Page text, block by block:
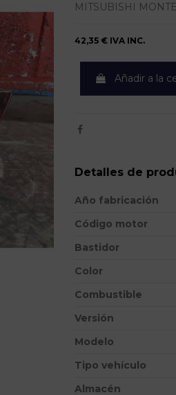
MITSUBISHI
42,35 € IVA INC.
Añadir a la
Detalles de
Año fabricación
Código motor
Bastidor
Color
Combustible
Versión
Modelo
Tipo vehículo
Almacén